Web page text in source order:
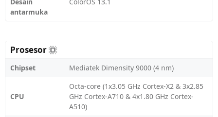
antarmuka
Prosesor
Chipset Mediatek Dimensity 9000 (4 nm)
CPU
Octa-core (1x3.05 GHz Cortex-X2 & 3x2.85
GHz Cortex-A710 & 4x1.80 GHz Cortex-
A510)